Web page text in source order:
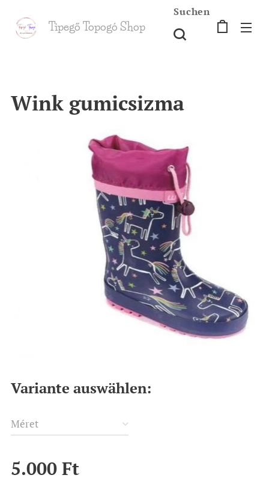
Tipegő Topogó Shop
Suchen
Wink gumicsizma
Variante auswählen:
Méret
5.000 Ft